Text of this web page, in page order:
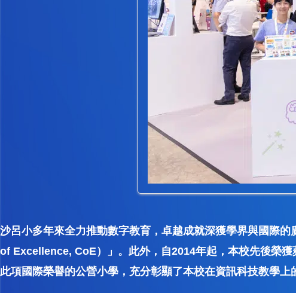
沙呂小多年來全力推動數字教育，卓越成就深獲學界與國際
of Excellence, CoE）」。此外，自2014年起，本校先後榮
此項國際榮譽的公營小學，充分彰顯了本校在資訊科技教學上